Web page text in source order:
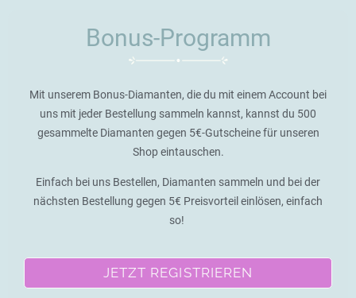
Bonus-Programm
Mit unserem Bonus-Diamanten, die du mit einem Account bei
uns mit jeder Bestellung sammeln kannst, kannst du 500
gesammelte Diamanten gegen 5€-Gutscheine für unseren
Shop eintauschen.
Einfach bei uns Bestellen, Diamanten sammeln und bei der
nächsten Bestellung gegen 5€ Preisvorteil einlösen, einfach
so!
JETZT REGISTRIEREN